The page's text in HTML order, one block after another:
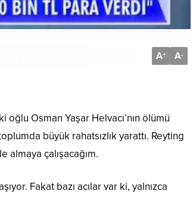
A+ A-
oğlu Osman Yaşar Helvacı’nın ölümü
büyük rahatsızlık yarattı. Reyting
çalışacağım.
Fakat bazı acılar var ki, yalnızca